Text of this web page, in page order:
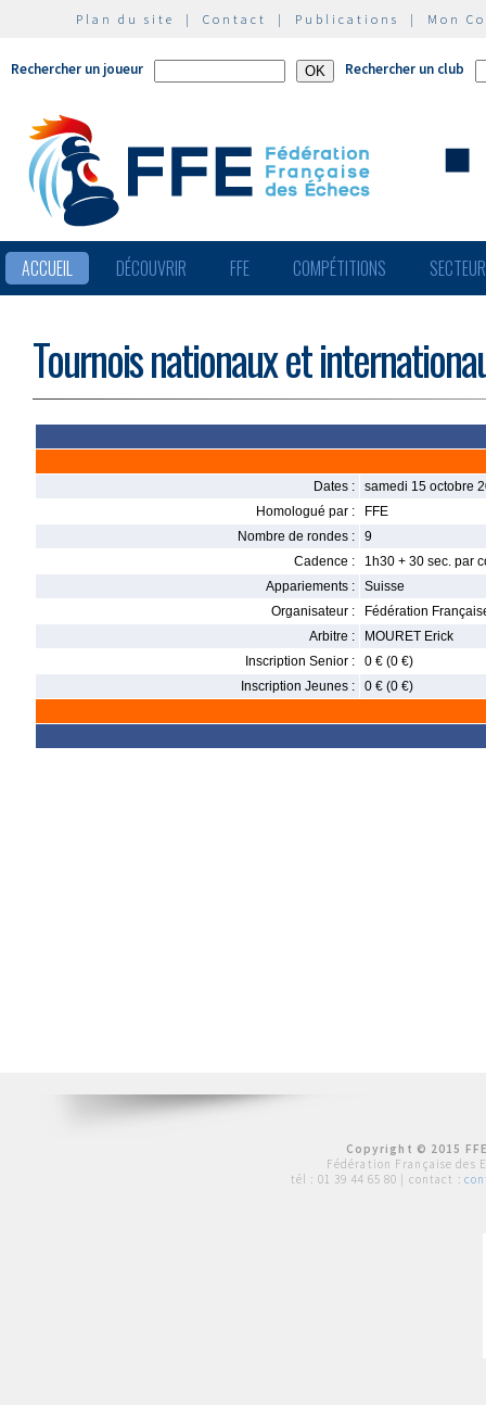
Plan du site | Contact | Publications | Mon
Rechercher un joueur Rechercher un club
ACCUEIL DÉCOUVRIR FFE COMPÉTITIONS
Tournois nationaux et
Dates :
samedi 15 octobre
Homologué par :
FFE
Nombre de rondes :
9
Cadence :
1h30 + 30 sec. par
Appariements :
Suisse
Organisateur :
Fédération
Arbitre :
MOURET Erick
Inscription Senior :
0 € (0 €)
Inscription Jeunes :
0 € (0 €)
Copyright © 2015
Fédération Française des
tél : 01 39 44 65 80 | contact :